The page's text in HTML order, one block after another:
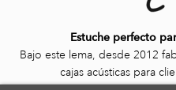
Estuche perfecto
Bajo este lema, desde 2012
cajas acústicas para